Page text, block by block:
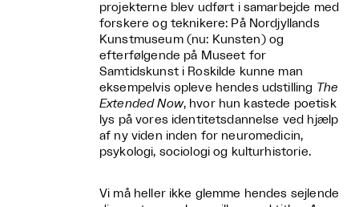
projekterne blev udført i samarbejde med
forskere og teknikere: På Nordjyllands
Kunstmuseum (nu: Kunsten) og
efterfølgende på Museet for
Samtidskunst i Roskilde kunne man
eksempelvis opleve hendes udstilling The
Extended Now, hvor hun kastede poetisk
lys på vores identitetsdannelse ved hjælp
af ny viden inden for neuromedicin,
psykologi, sociologi og kulturhistorie.
Vi må heller ikke glemme hendes sejlende